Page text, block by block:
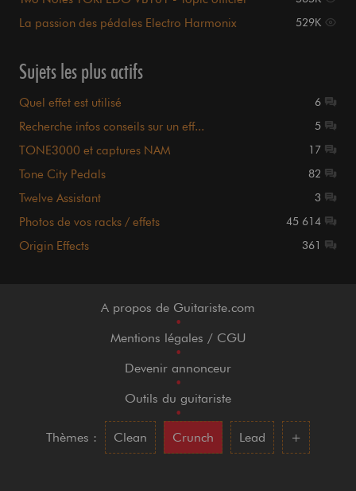
La passion des pédales Electro Harmonix 529K
Sujets les plus actifs
Quel effet est utilisé 6
Recherche infos conseils sur un eff... 5
TONE3000 et captures NAM 17
Tone City Pedals 82
Twelve Assistant 3
Photos de vos racks / effets 45 614
Origin Effects 361
A propos de Guitariste.com
•
Mentions légales / CGU
•
Devenir annonceur
•
Outils du guitariste
•
Thèmes :
Clean Crunch Lead +